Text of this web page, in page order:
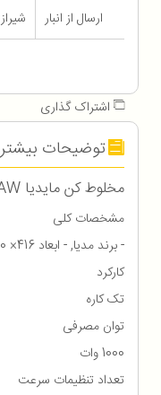
ارسال از انبار
شیراز
اشتراک گذاری
توضیحات بیشتر
مخلوط کن مایدیا MJ-BL5001AW
مشخصات کلی
- برند مدیا, - ابعاد 416× 200× 207 میلی متر, - رنگ استیل ضد زنگ
کارکرد
تک کاره
توان مصرفی
1000 وات
تعداد تنظیمات سرعت